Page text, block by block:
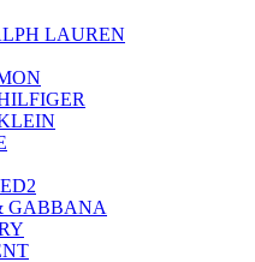
LAUREN
GABBANA